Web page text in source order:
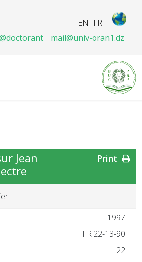
FR
EN
mail@univ-oran1.dz
Jean
1997
FR 22-13-90
22